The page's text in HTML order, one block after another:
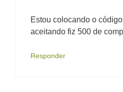
Estou colocando o
aceitando fiz 500 de
Responder